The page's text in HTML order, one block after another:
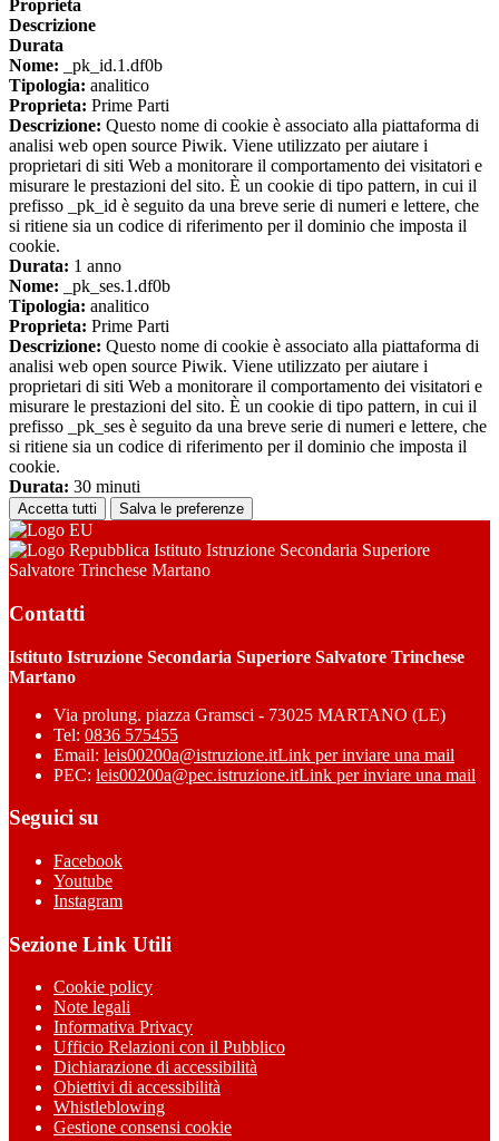
Proprieta
Descrizione
Durata
Nome: _pk_id.1.df0b
Tipologia: analitico
Proprieta: Prime Parti
Descrizione: Questo nome di cookie è associato alla piattaforma di
analisi web open source Piwik. Viene utilizzato per aiutare i
proprietari di siti Web a monitorare il comportamento dei visitatori e
misurare le prestazioni del sito. È un cookie di tipo pattern, in cui il
prefisso _pk_id è seguito da una breve serie di numeri e lettere, che
si ritiene sia un codice di riferimento per il dominio che imposta il
cookie.
Durata: 1 anno
Nome: _pk_ses.1.df0b
Tipologia: analitico
Proprieta: Prime Parti
Descrizione: Questo nome di cookie è associato alla piattaforma di
analisi web open source Piwik. Viene utilizzato per aiutare i
proprietari di siti Web a monitorare il comportamento dei visitatori e
misurare le prestazioni del sito. È un cookie di tipo pattern, in cui il
prefisso _pk_ses è seguito da una breve serie di numeri e lettere, che
si ritiene sia un codice di riferimento per il dominio che imposta il
cookie.
Durata: 30 minuti
Accetta tutti Salva le preferenze
Istituto Istruzione Secondaria Superiore
Salvatore Trinchese Martano
Contatti
Istituto Istruzione Secondaria Superiore Salvatore Trinchese
Martano
Via prolung. piazza Gramsci - 73025 MARTANO (LE)
Tel: 0836 575455
Email: leis00200a@istruzione.itLink per inviare una mail
PEC: leis00200a@pec.istruzione.itLink per inviare una mail
Seguici su
Facebook
Youtube
Instagram
Sezione Link Utili
Cookie policy
Note legali
Informativa Privacy
Ufficio Relazioni con il Pubblico
Dichiarazione di accessibilità
Obiettivi di accessibilità
Whistleblowing
Gestione consensi cookie